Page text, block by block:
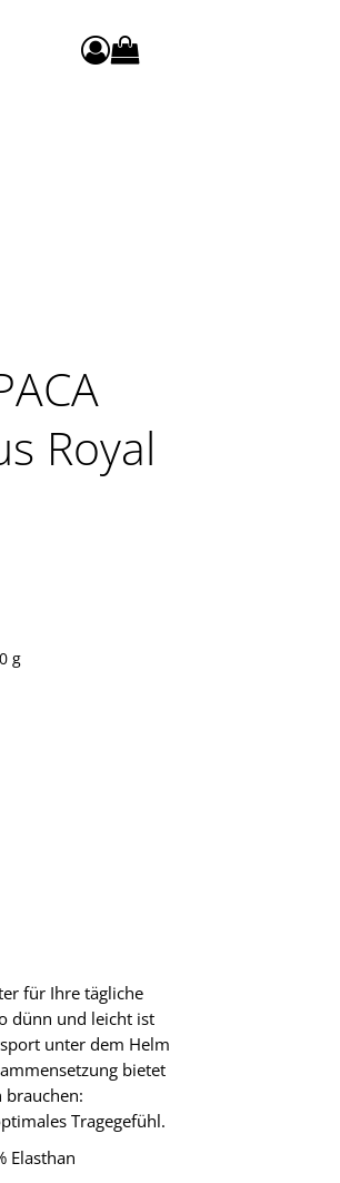
Royal
g
für Ihre tägliche
dünn und leicht ist
unter dem Helm
bietet
brauchen:
Tragegefühl.
Elasthan